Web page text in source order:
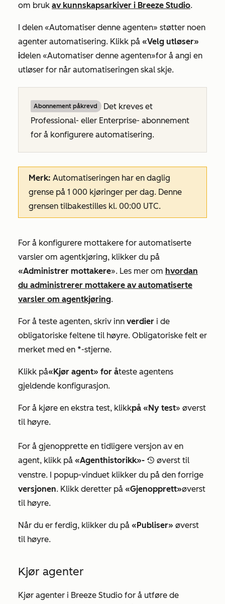
om bruk av kunnskapsarkiver i Breeze Studio.
I delen «Automatiser denne agenten» støtter noen
agenter automatisering. Klikk på «Velg utløser»
idelen «Automatiser denne agenten»for å angi en
utløser for når automatiseringen skal skje.
Abonnement påkrevd
Det kreves et
Professional- eller Enterprise- abonnement
for å konfigurere automatisering.
Merk: Automatiseringen har en daglig
grense på 1 000 kjøringer per dag. Denne
grensen tilbakestilles kl. 00:00 UTC.
For å konfigurere mottakere for automatiserte
varsler om agentkjøring, klikker du på
«Administrer mottakere». Les mer om hvordan
du administrerer mottakere av automatiserte
varsler om agentkjøring.
For å teste agenten, skriv inn verdier i de
obligatoriske feltene til høyre. Obligatoriske felt er
merket med en *-stjerne.
Klikk på«Kjør agent» for åteste agentens
gjeldende konfigurasjon.
For å kjøre en ekstra test, klikkpå «Ny test» øverst
til høyre.
For å gjenopprette en tidligere versjon av en
agent, klikk på «Agenthistorikk»- recentlySelectedIcon øverst til
venstre. I popup-vinduet klikker du på den forrige
versjonen. Klikk deretter på «Gjenopprett»øverst
til høyre.
Når du er ferdig, klikker du på «Publiser» øverst
til høyre.
Kjør agenter
Kjør agenter i Breeze Studio for å utføre de